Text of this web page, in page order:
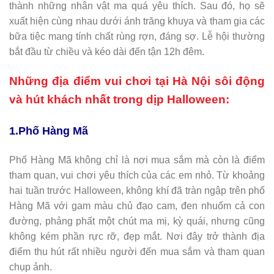
thành những nhân vật ma quá yêu thích. Sau đó, họ sẽ
xuất hiện cùng nhau dưới ánh trăng khuya và tham gia các
bữa tiệc mang tính chất rùng rợn, đáng sợ. Lễ hội thường
bắt đầu từ chiều và kéo dài đến tận 12h đêm.
Những địa điểm vui chơi tại Hà Nội sôi động
và hút khách nhất trong dịp Halloween:
1.Phố Hàng Mã
Phố Hàng Mã không chỉ là nơi mua sắm mà còn là điểm
tham quan, vui chơi yêu thích của các em nhỏ. Từ khoảng
hai tuần trước Halloween, không khí đã tràn ngập trên phố
Hàng Mã với gam màu chủ đạo cam, đen nhuốm cả con
đường, phảng phất một chút ma mị, kỳ quái, nhưng cũng
không kém phần rực rỡ, đẹp mắt. Nơi đây trở thành địa
điểm thu hút rất nhiều người đến mua sắm và tham quan
chụp ảnh.